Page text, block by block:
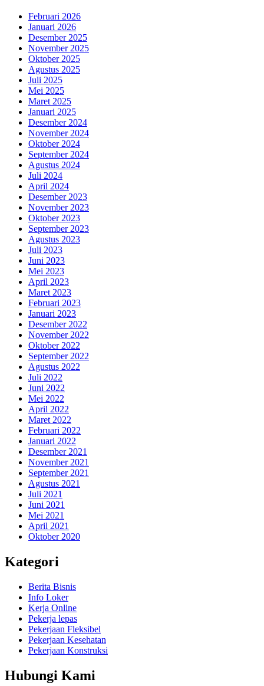
Februari 2026
Januari 2026
Desember 2025
November 2025
Oktober 2025
Agustus 2025
Juli 2025
Mei 2025
Maret 2025
Januari 2025
Desember 2024
November 2024
Oktober 2024
September 2024
Agustus 2024
Juli 2024
April 2024
Desember 2023
November 2023
Oktober 2023
September 2023
Agustus 2023
Juli 2023
Juni 2023
Mei 2023
April 2023
Maret 2023
Februari 2023
Januari 2023
Desember 2022
November 2022
Oktober 2022
September 2022
Agustus 2022
Juli 2022
Juni 2022
Mei 2022
April 2022
Maret 2022
Februari 2022
Januari 2022
Desember 2021
November 2021
September 2021
Agustus 2021
Juli 2021
Juni 2021
Mei 2021
April 2021
Oktober 2020
Kategori
Berita Bisnis
Info Loker
Kerja Online
Pekerja lepas
Pekerjaan Fleksibel
Pekerjaan Kesehatan
Pekerjaan Konstruksi
Hubungi Kami